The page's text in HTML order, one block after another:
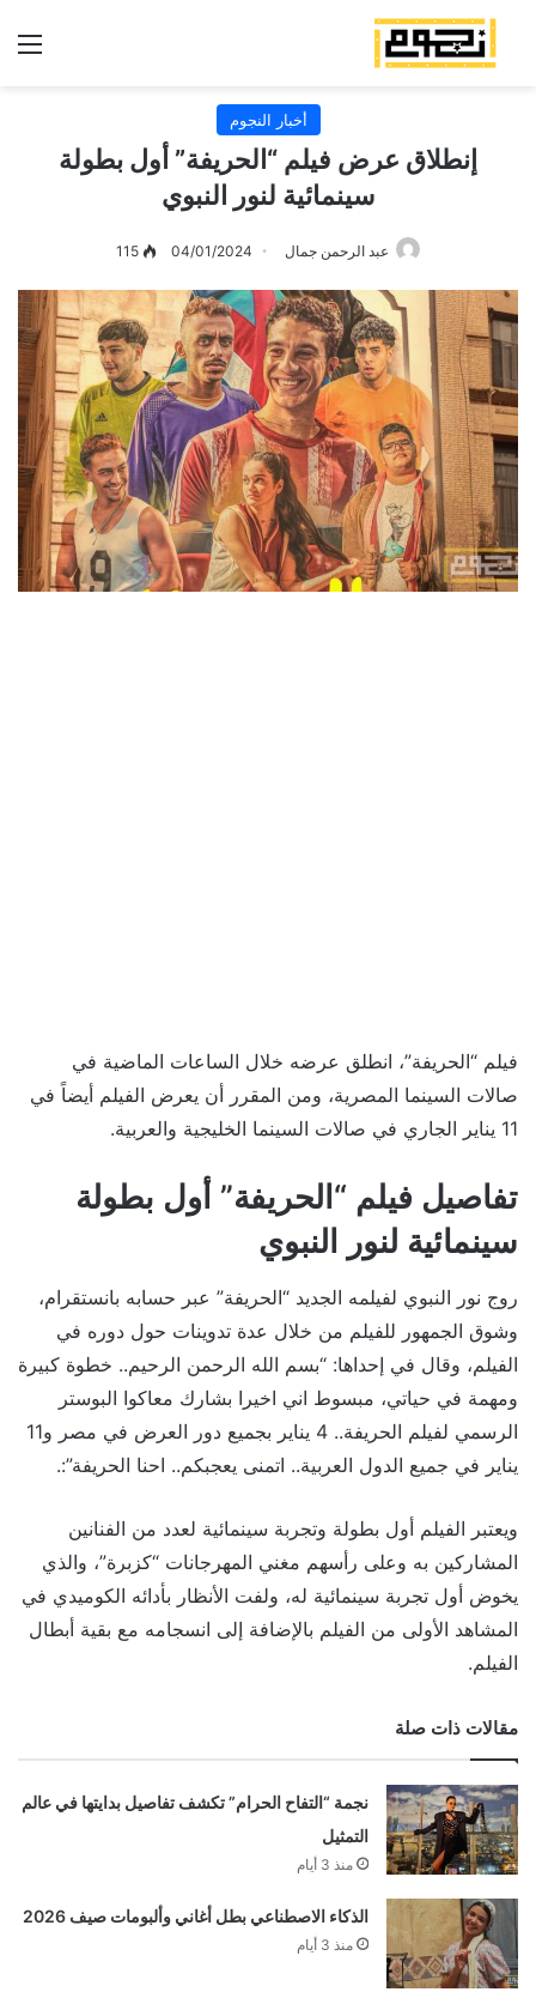
أخبار النجوم
إنطلاق عرض فيلم “الحريفة” أول بطولة
سينمائية لنور النبوي
عبد الرحمن جمال 04/01/2024
115
فيلم “الحريفة”، انطلق عرضه خلال الساعات الماضية في
صالات السينما المصرية، ومن المقرر أن يعرض الفيلم أيضاً في
11 يناير الجاري في صالات السينما الخليجية والعربية.
تفاصيل فيلم “الحريفة” أول بطولة
سينمائية لنور النبوي
روج نور النبوي لفيلمه الجديد “الحريفة” عبر حسابه بانستقرام،
وشوق الجمهور للفيلم من خلال عدة تدوينات حول دوره في
الفيلم، وقال في إحداها: “بسم الله الرحمن الرحيم.. خطوة كبيرة
ومهمة في حياتي، مبسوط اني اخيرا بشارك معاكوا البوستر
الرسمي لفيلم الحريفة.. 4 يناير بجميع دور العرض في مصر و11
يناير في جميع الدول العربية.. اتمنى يعجبكم.. احنا الحريفة”:.
ويعتبر الفيلم أول بطولة وتجربة سينمائية لعدد من الفنانين
المشاركين به وعلى رأسهم مغني المهرجانات “كزبرة”، والذي
يخوض أول تجربة سينمائية له، ولفت الأنظار بأدائه الكوميدي في
المشاهد الأولى من الفيلم بالإضافة إلى انسجامه مع بقية أبطال
الفيلم.
مقالات ذات صلة
نجمة “التفاح الحرام” تكشف تفاصيل بدايتها في عالم
التمثيل
منذ 3 أيام
الذكاء الاصطناعي بطل أغاني وألبومات صيف 2026
منذ 3 أيام